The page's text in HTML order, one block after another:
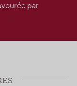
par